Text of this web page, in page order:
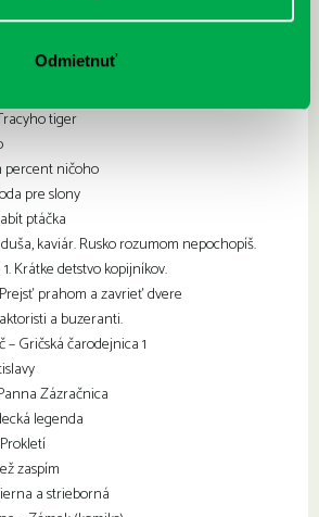
Odmietnuť
Budhovho úsmevu
oko na vandrovku
tiger
percent ničoho
pre slony
ptáčka
kaviár. Rusko rozumom nepochopíš.
Krátke detstvo kopijníkov.
prahom a zavrieť dvere
a buzeranti.
Gričská čarodejnica 1
Zázračnica
legenda
zaspím
a strieborná